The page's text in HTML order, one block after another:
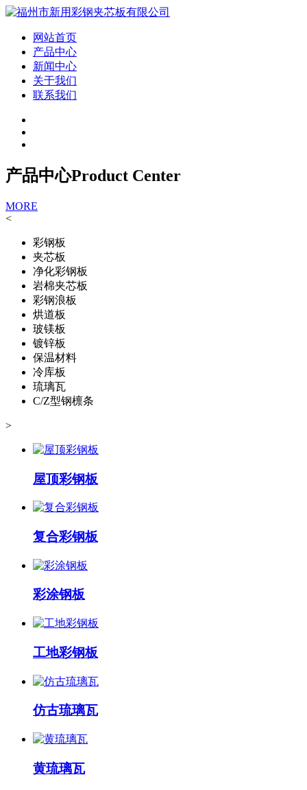
网站首页
产品中心
新闻中心
关于我们
联系我们
产品中心Product Center
MORE
<
彩钢板
夹芯板
净化彩钢板
岩棉夹芯板
彩钢浪板
烘道板
玻镁板
镀锌板
保温材料
冷库板
琉璃瓦
C/Z型钢檩条
>
屋顶彩钢板
复合彩钢板
彩涂钢板
工地彩钢板
仿古琉璃瓦
黄琉璃瓦